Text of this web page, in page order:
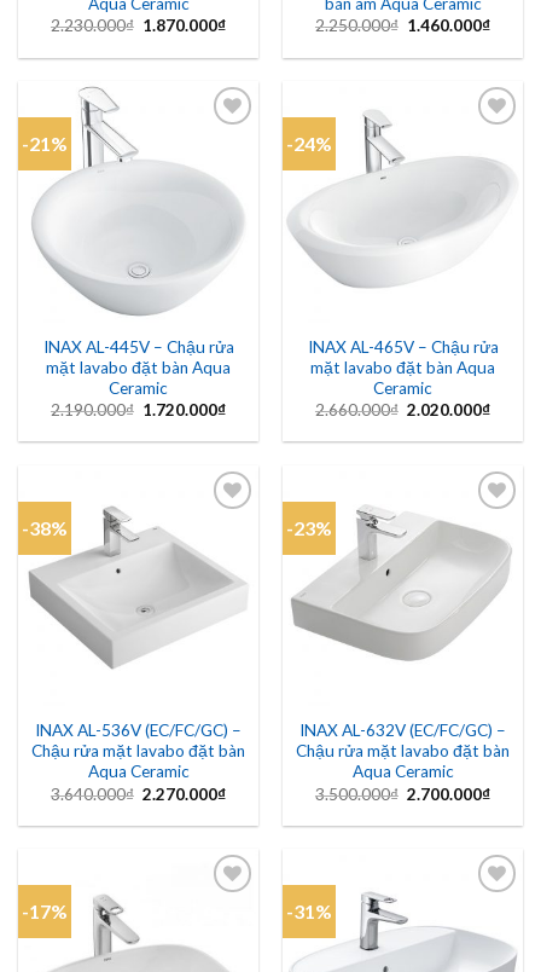
2.230.000₫ Giá
là:
1.870.000₫Giá
tại
1.870.000₫.
2.250.000₫ Giá
là:
1.460.000₫Giá
tại
-21%
Add to
wishlist
INAX AL-445V – Chậu rửa
mặt lavabo đặt bàn Aqua
Ceramic
2.190.000₫ Giá
là:
1.720.000₫Giá
tại
1.720.000₫.
-24%
wishlist
INAX AL-465V – Chậu rửa
mặt lavabo đặt bàn Aqua
Ceramic
2.660.000₫ Giá
là:
2.020.000₫Giá
tại
-38%
Add to
wishlist
INAX AL-536V (EC/FC/GC) –
Chậu rửa mặt lavabo đặt bàn
Aqua Ceramic
3.640.000₫ Giá
là:
2.270.000₫Giá
tại
2.270.000₫.
-23%
Add to
wishlist
INAX AL-632V (EC/FC/GC) –
Chậu rửa mặt lavabo đặt bàn
Aqua Ceramic
3.500.000₫ Giá
là:
2.700.000₫Giá
tại
-17%
Add to
wishlist
-31%
wishlist